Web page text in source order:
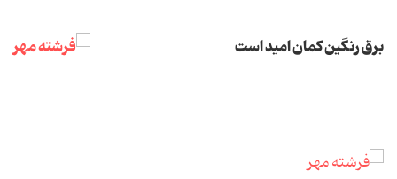
برق رنگین کمان امید است